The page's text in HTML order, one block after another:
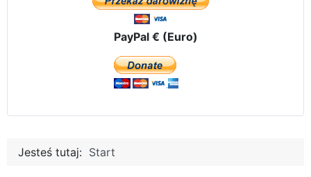
PayPal € (Euro)
Jesteś tutaj: Start